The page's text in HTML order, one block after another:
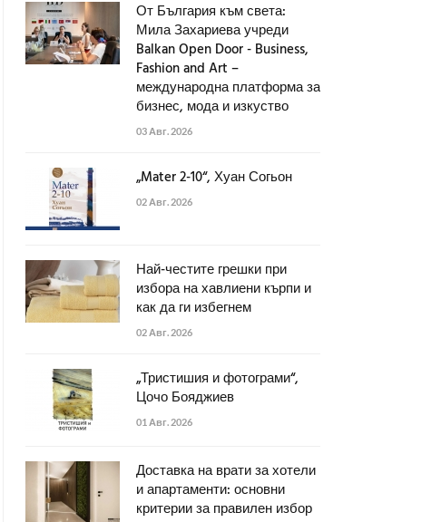
От България към света:
Мила Захариева учреди
Balkan Open Door - Business,
Fashion and Art –
международна платформа за
бизнес, мода и изкуство
03 Авг. 2026
„Mater 2-10“, Хуан Согьон
02 Авг. 2026
Най-честите грешки при
избора на хавлиени кърпи и
как да ги избегнем
02 Авг. 2026
„Тристишия и фотограми“,
Цочо Бояджиев
01 Авг. 2026
Доставка на врати за хотели
и апартаменти: основни
критерии за правилен избор